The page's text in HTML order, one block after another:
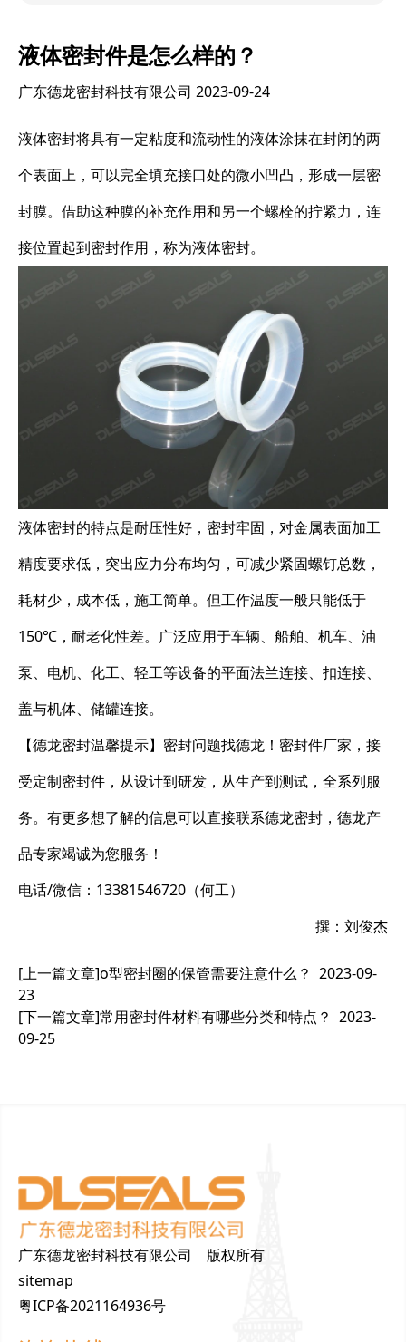
液体密封件是怎么样的？
广东德龙密封科技有限公司 2023-09-24
液体密封将具有一定粘度和流动性的液体涂抹在封闭的两
个表面上，可以完全填充接口处的微小凹凸，形成一层密
封膜。借助这种膜的补充作用和另一个螺栓的拧紧力，连
接位置起到密封作用，称为液体密封。
液体密封的特点是耐压性好，密封牢固，对金属表面加工
精度要求低，突出应力分布均匀，可减少紧固螺钉总数，
耗材少，成本低，施工简单。但工作温度一般只能低于
150℃，耐老化性差。广泛应用于车辆、船舶、机车、油
泵、电机、化工、轻工等设备的平面法兰连接、扣连接、
盖与机体、储罐连接。
【德龙密封温馨提示】密封问题找德龙！密封件厂家，接
受定制密封件，从设计到研发，从生产到测试，全系列服
务。有更多想了解的信息可以直接联系德龙密封，德龙产
品专家竭诚为您服务！
电话/微信：13381546720（何工）
撰：刘俊杰
[上一篇文章]o型密封圈的保管需要注意什么？ 2023-09-
23
[下一篇文章]常用密封件材料有哪些分类和特点？ 2023-
09-25
广东德龙密封科技有限公司 版权所有
sitemap
粤ICP备2021164936号